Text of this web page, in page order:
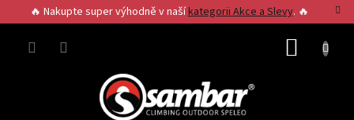
na
obsah
🔥 Nakupte super výhodně v našíkategorii Akce a Slevy. 🔥